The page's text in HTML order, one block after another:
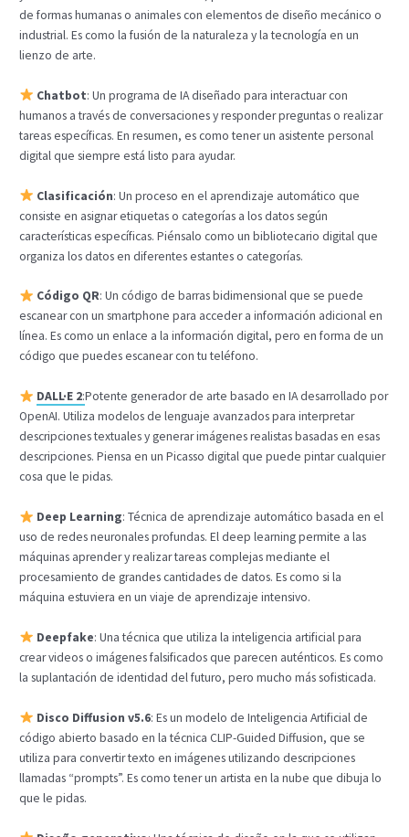
de formas humanas o animales con elementos de diseño mecánico o
industrial. Es como la fusión de la naturaleza y la tecnología en un
lienzo de arte.
Chatbot: Un programa de IA diseñado para interactuar con
humanos a través de conversaciones y responder preguntas o realizar
tareas específicas. En resumen, es como tener un asistente personal
digital que siempre está listo para ayudar.
Clasificación: Un proceso en el aprendizaje automático que
consiste en asignar etiquetas o categorías a los datos según
características específicas. Piénsalo como un bibliotecario digital que
organiza los datos en diferentes estantes o categorías.
Código QR: Un código de barras bidimensional que se puede
escanear con un smartphone para acceder a información adicional en
línea. Es como un enlace a la información digital, pero en forma de un
código que puedes escanear con tu teléfono.
DALL·E 2:Potente generador de arte basado en IA desarrollado por
OpenAI. Utiliza modelos de lenguaje avanzados para interpretar
descripciones textuales y generar imágenes realistas basadas en esas
descripciones. Piensa en un Picasso digital que puede pintar cualquier
cosa que le pidas.
Deep Learning: Técnica de aprendizaje automático basada en el
uso de redes neuronales profundas. El deep learning permite a las
máquinas aprender y realizar tareas complejas mediante el
procesamiento de grandes cantidades de datos. Es como si la
máquina estuviera en un viaje de aprendizaje intensivo.
Deepfake: Una técnica que utiliza la inteligencia artificial para
crear videos o imágenes falsificados que parecen auténticos. Es como
la suplantación de identidad del futuro, pero mucho más sofisticada.
Disco Diffusion v5.6: Es un modelo de Inteligencia Artificial de
código abierto basado en la técnica CLIP-Guided Diffusion, que se
utiliza para convertir texto en imágenes utilizando descripciones
llamadas “prompts”. Es como tener un artista en la nube que dibuja lo
que le pidas.